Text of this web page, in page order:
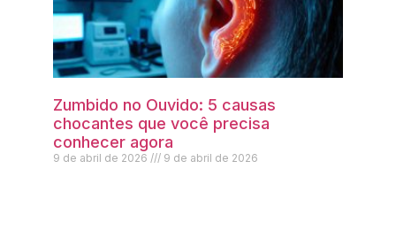
Zumbido no Ouvido: 5 causas
chocantes que você precisa
conhecer agora
9 de abril de 2026 9 de abril de 2026